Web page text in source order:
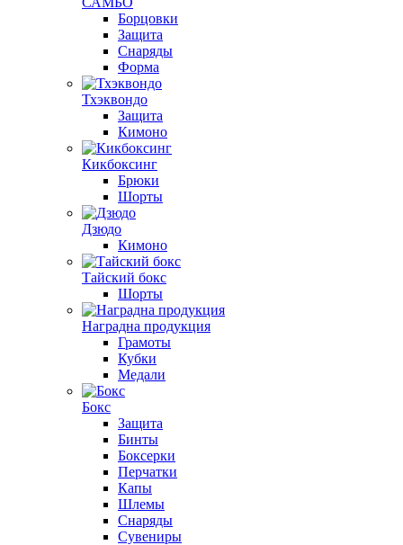
Борцовки
Защита
Снаряды
Форма
Тхэквондо
Защита
Кимоно
Кикбоксинг
Брюки
Шорты
Дзюдо
Кимоно
Тайский бокс
Шорты
Наградна продукция
Грамоты
Кубки
Медали
Бокс
Защита
Бинты
Боксерки
Перчатки
Капы
Шлемы
Снаряды
Сувениры